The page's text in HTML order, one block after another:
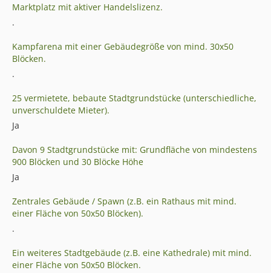
Marktplatz mit aktiver Handelslizenz.
.
Kampfarena mit einer Gebäudegröße von mind. 30x50
Blöcken.
.
25 vermietete, bebaute Stadtgrundstücke (unterschiedliche,
unverschuldete Mieter).
Ja
Davon 9 Stadtgrundstücke mit: Grundfläche von mindestens
900 Blöcken und 30 Blöcke Höhe
Ja
Zentrales Gebäude / Spawn (z.B. ein Rathaus mit mind.
einer Fläche von 50x50 Blöcken).
.
Ein weiteres Stadtgebäude (z.B. eine Kathedrale) mit mind.
einer Fläche von 50x50 Blöcken.